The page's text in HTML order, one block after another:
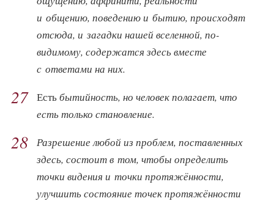
и общению, поведению и бытию, происходят
отсюда, и загадки нашей вселенной, по-
видимому, содержатся здесь вместе
с ответами на них.
27 Естьбытийность, но человек полагает, что
есть только становление.
28
Разрешение любой из проблем, поставленных
здесь, состоит в том, чтобы определить
точки видения и точки протяжённости,
улучшить состояние точек протяжённости